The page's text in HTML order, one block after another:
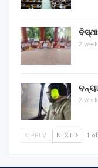
2
2
PREV NEXT 1